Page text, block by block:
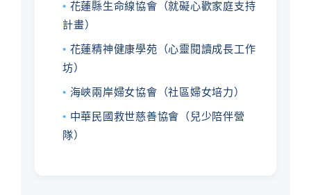
• 花蓮縣生命線協會（就礙心歡家庭支持
計畫）
• 花蓮精神健康學苑（心靈閱讀成長工作
坊）
• 海峽兩岸婦女協會（社區婦女培力）
• 中華民國救世慈善協會（兒少陪伴營
隊）